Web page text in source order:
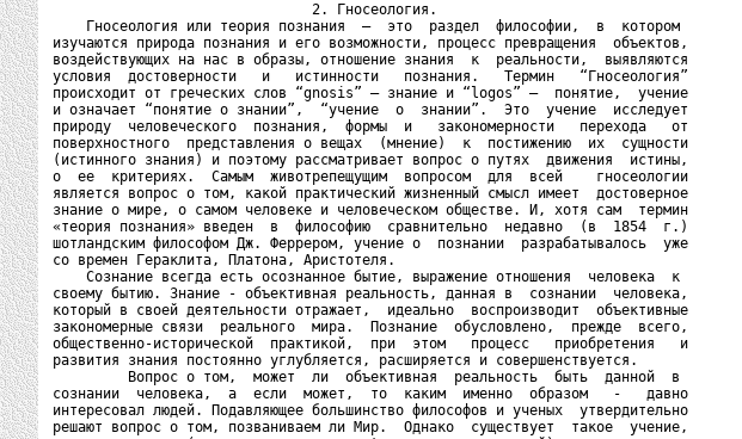
                               2. Гносеология.
    Гносеология или теория познания  –  это  раздел  философии,  в  котором
изучаются природа познания и его возможности, процесс превращения  объектов,
воздействующих на нас в образы, отношение знания  к  реальности,  выявляются
условия  достоверности   и   истинности   познания.   Термин   “Гносеология”
происходит от греческих слов “gnosis” – знание и “logos” –  понятие,  учение
и означает “понятие о знании”,  “учение  о  знании”.  Это  учение  исследует
природу  человеческого  познания,  формы  и   закономерности   перехода   от
поверхностного  представления о вещах  (мнение)  к  постижению  их  сущности
(истинного знания) и поэтому рассматривает вопрос о путях  движения  истины,
о  ее  критериях.  Самым  животрепещущим  вопросом  для  всей    гносеологии
является вопрос о том, какой практический жизненный смысл имеет  достоверное
знание о мире, о самом человеке и человеческом обществе. И, хотя сам  термин
«теория познания» введен  в  философию  сравнительно  недавно  (в  1854  г.)
шотландским философом Дж. Феррером, учение о  познании  разрабатывалось  уже
со времен Гераклита, Платона, Аристотеля.
    Сознание всегда есть осознанное бытие, выражение отношения  человека  к
своему бытию. Знание - объективная реальность, данная в  сознании  человека,
который в своей деятельности отражает,  идеально  воспроизводит  объективные
закономерные связи  реального  мира.  Познание  обусловлено,  прежде  всего,
общественно-исторической  практикой,  при  этом   процесс   приобретения   и
развития знания постоянно углубляется, расширяется и совершенствуется.
         Вопрос о том,  может  ли  объективная  реальность  быть  данной  в
сознании  человека,  а  если  может,  то  каким  именно  образом   -   давно
интересовал людей. Подавляющее большинство философов и ученых  утвердительно
решают вопрос о том, позваниваем ли Мир.  Однако  существует  такое  учение,